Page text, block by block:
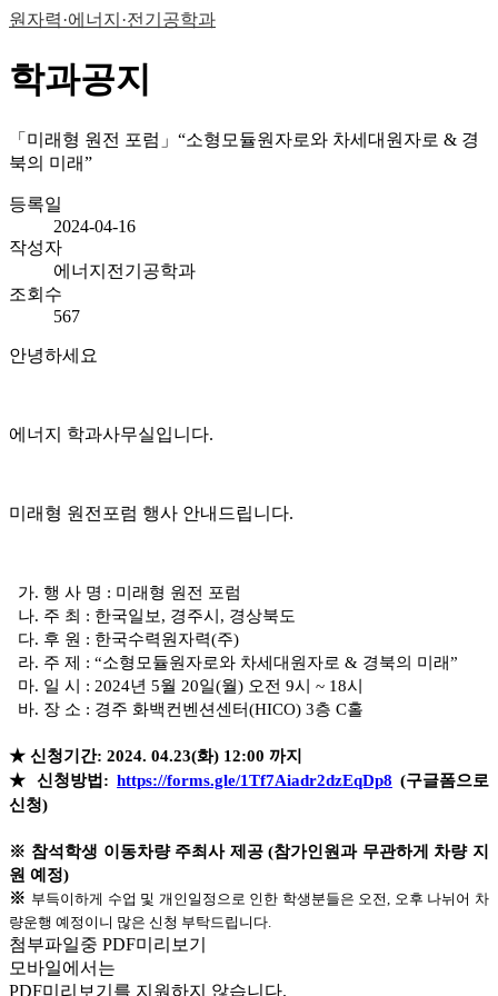
원자력·에너지·전기공학과
학과공지
「미래형 원전 포럼」“소형모듈원자로와 차세대원자로 & 경
북의 미래”
등록일
2024-04-16
작성자
에너지전기공학과
조회수
567
안녕하세요
에너지 학과사무실입니다.
미래형 원전포럼 행사 안내드립니다.
가. 행 사 명 : 미래형 원전 포럼
나. 주 최 : 한국일보, 경주시, 경상북도
다. 후 원 : 한국수력원자력(주)
라. 주 제 : “소형모듈원자로와 차세대원자로 & 경북의 미래”
마. 일 시 : 2024년 5월 20일(월) 오전 9시 ~ 18시
바. 장 소 : 경주 화백컨벤션센터(HICO) 3층 C홀
★ 신청기간: 2024. 04.23(화) 12:00 까지
★ 신청방법: https://forms.gle/1Tf7Aiadr2dzEqDp8 (구글폼으로
신청)
※ 참석학생 이동차량 주최사 제공 (참가인원과 무관하게 차량 지
원 예정)
※ 부득이하게 수업 및 개인일정으로 인한 학생분들은 오전, 오후 나뉘어 차
량운행 예정이니 많은 신청 부탁드립니다.
첨부파일중 PDF미리보기
모바일에서는
PDF미리보기를 지원하지 않습니다.